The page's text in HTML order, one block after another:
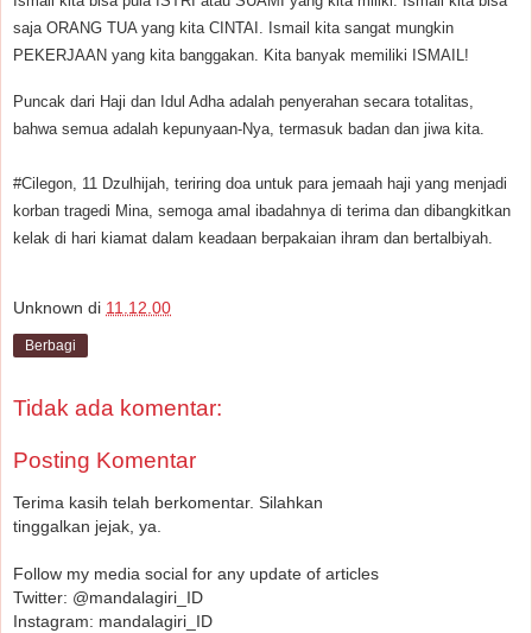
saja ORANG TUA yang kita CINTAI. Ismail kita sangat mungkin
PEKERJAAN yang kita banggakan. Kita banyak memiliki ISMAIL!
Puncak dari Haji dan Idul Adha adalah penyerahan secara totalitas,
bahwa semua adalah kepunyaan-Nya, termasuk badan dan jiwa kita.
#Cilegon, 11 Dzulhijah, teriring doa untuk para jemaah haji yang menjadi
korban tragedi Mina, semoga amal ibadahnya di terima dan dibangkitkan
kelak di hari kiamat dalam keadaan berpakaian ihram dan bertalbiyah.
Unknown di 11.12.00
Berbagi
Tidak ada komentar:
Posting Komentar
Terima kasih telah berkomentar. Silahkan
tinggalkan jejak, ya.
Follow my media social for any update of articles
Twitter: @mandalagiri_ID
Instagram: mandalagiri_ID